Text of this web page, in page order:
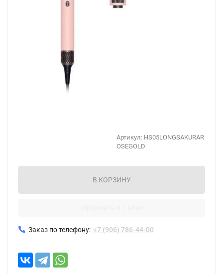
Артикул: HS05LONGSAKURAR
OSEGOLD
В КОРЗИНУ
Заказ по телефону: +7 (906) 786-44-00